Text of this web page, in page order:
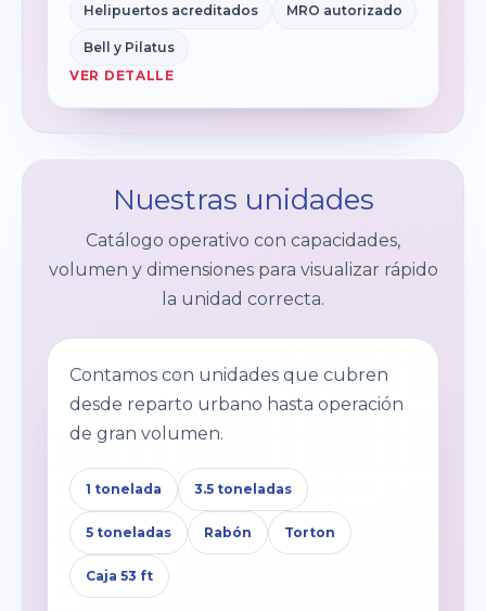
Helipuertos acreditados MRO autorizado
Bell y Pilatus
VER DETALLE
Nuestras unidades
Catálogo operativo con capacidades,
volumen y dimensiones para visualizar rápido
la unidad correcta.
Contamos con unidades que cubren
desde reparto urbano hasta operación
de gran volumen.
1 tonelada 3.5 toneladas
5 toneladas Rabón Torton
Caja 53 ft